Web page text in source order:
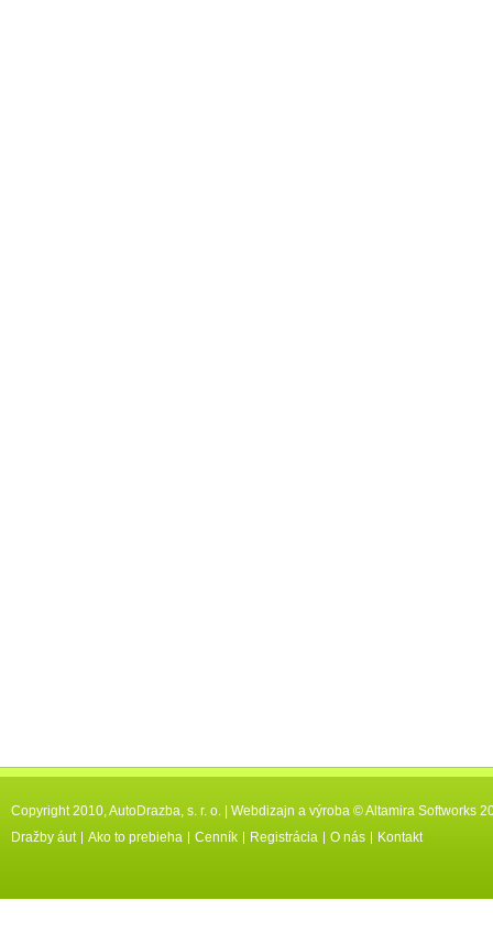
Copyright 2010, AutoDrazba, s. r. o. Webdizajn a výroba © Altamira Softworks
Dražby áut
Ako to prebieha Cenník Registrácia O nás Kontakt